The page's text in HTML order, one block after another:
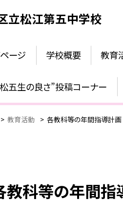
立松江第五中学校
ージ 学校概要 教育
五生の良さ”投稿コーナー
> 教育活動 > 各教科等の年間指導計画
教科等の年間指